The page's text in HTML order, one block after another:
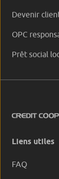
Devenir
OPC
Prêt social
Liens utiles
FAQ